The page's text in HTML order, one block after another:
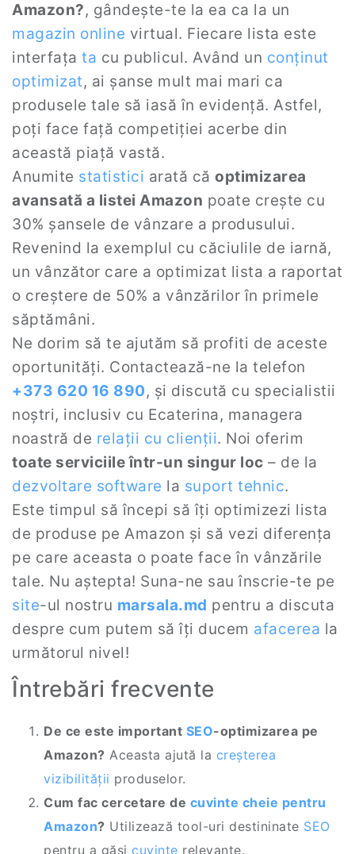
Amazon?, gândește-te la ea ca la un
magazin online virtual. Fiecare lista este
interfața ta cu publicul. Având un conținut
optimizat, ai șanse mult mai mari ca
produsele tale să iasă în evidență. Astfel,
poți face față competiției acerbe din
această piață vastă.
Anumite statistici arată că optimizarea
avansată a listei Amazon poate crește cu
30% șansele de vânzare a produsului.
Revenind la exemplul cu căciulile de iarnă,
un vânzător care a optimizat lista a raportat
o creștere de 50% a vânzărilor în primele
săptămâni.
Ne dorim să te ajutăm să profiti de aceste
oportunități. Contactează-ne la telefon
+373 620 16 890, și discută cu specialistii
noștri, inclusiv cu Ecaterina, managera
noastră de relații cu clienții. Noi oferim
toate serviciile într-un singur loc – de la
dezvoltare software la suport tehnic.
Este timpul să începi să îți optimizezi lista
de produse pe Amazon și să vezi diferența
pe care aceasta o poate face în vânzările
tale. Nu aștepta! Suna-ne sau înscrie-te pe
site-ul nostru marsala.md pentru a discuta
despre cum putem să îți ducem afacerea la
următorul nivel!
Întrebări frecvente
De ce este important SEO-optimizarea pe
Amazon? Aceasta ajută la creșterea
vizibilității produselor.
Cum fac cercetare de cuvinte cheie pentru
Amazon? Utilizează tool-uri destininate SEO
pentru a găsi cuvinte relevante.